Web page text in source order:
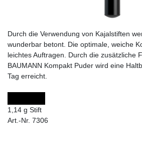
Durch die Verwendung von Kajalstiften
wunderbar betont. Die optimale, weiche
leichtes Auftragen. Durch die zusätzliche
BAUMANN Kompakt Puder wird eine
Tag erreicht.
1,14 g Stift
Art.-Nr. 7306